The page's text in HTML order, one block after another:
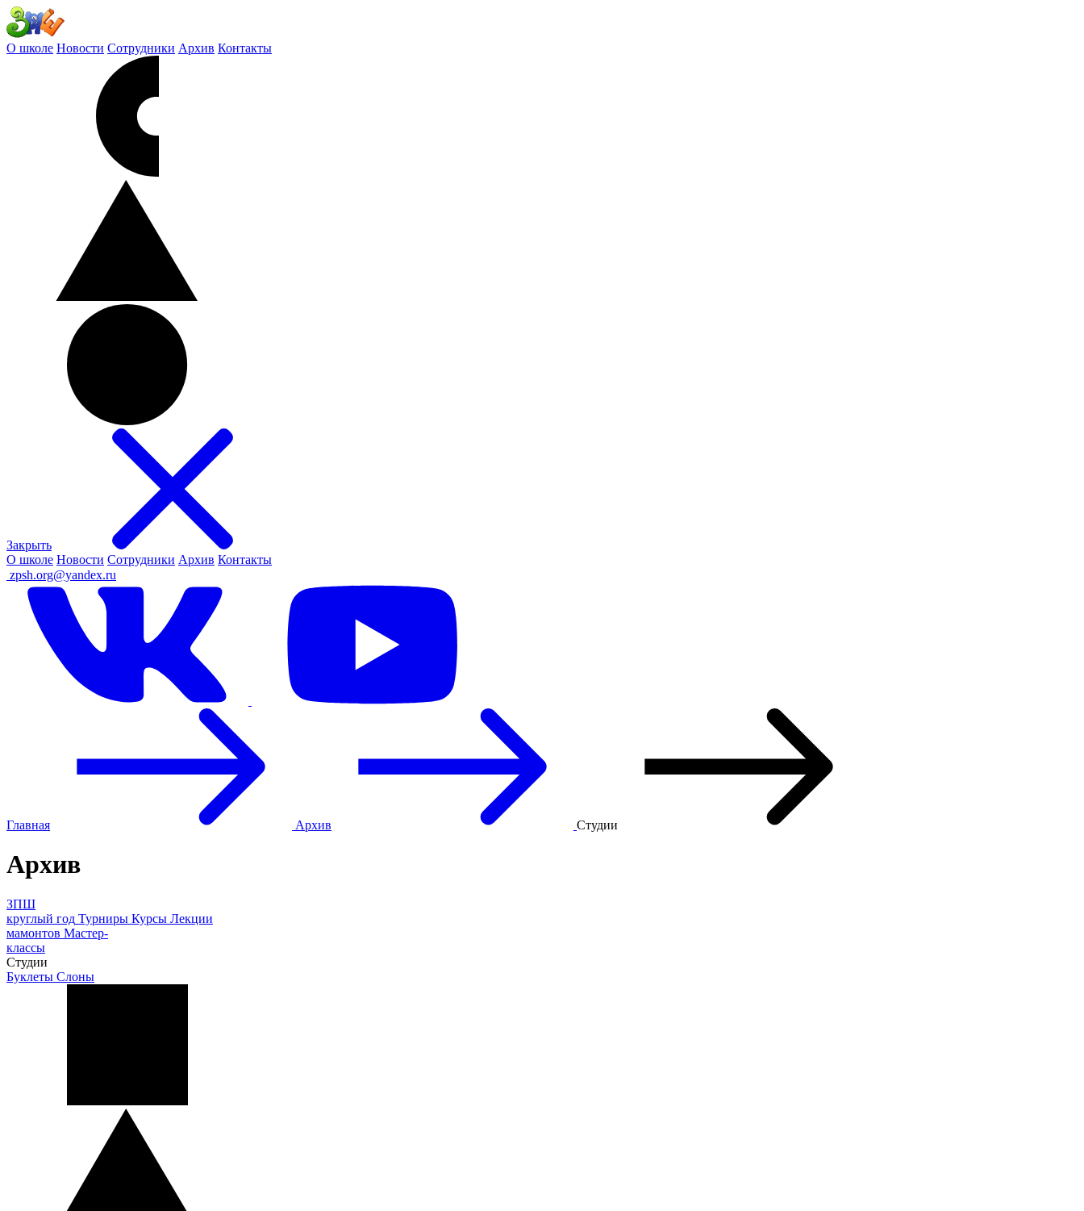
О школе Новости Сотрудники Архив Контакты
Закрыть
О школе Новости Сотрудники Архив Контакты
zpsh.org@yandex.ru
Главная Архив Студии
Архив
ЗПШ
круглый год Турниры Курсы Лекции
мамонтов Мастер-
классы
Студии
Буклеты Слоны